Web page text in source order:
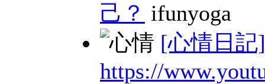
己？ ifunyoga
[心情日記]
https://